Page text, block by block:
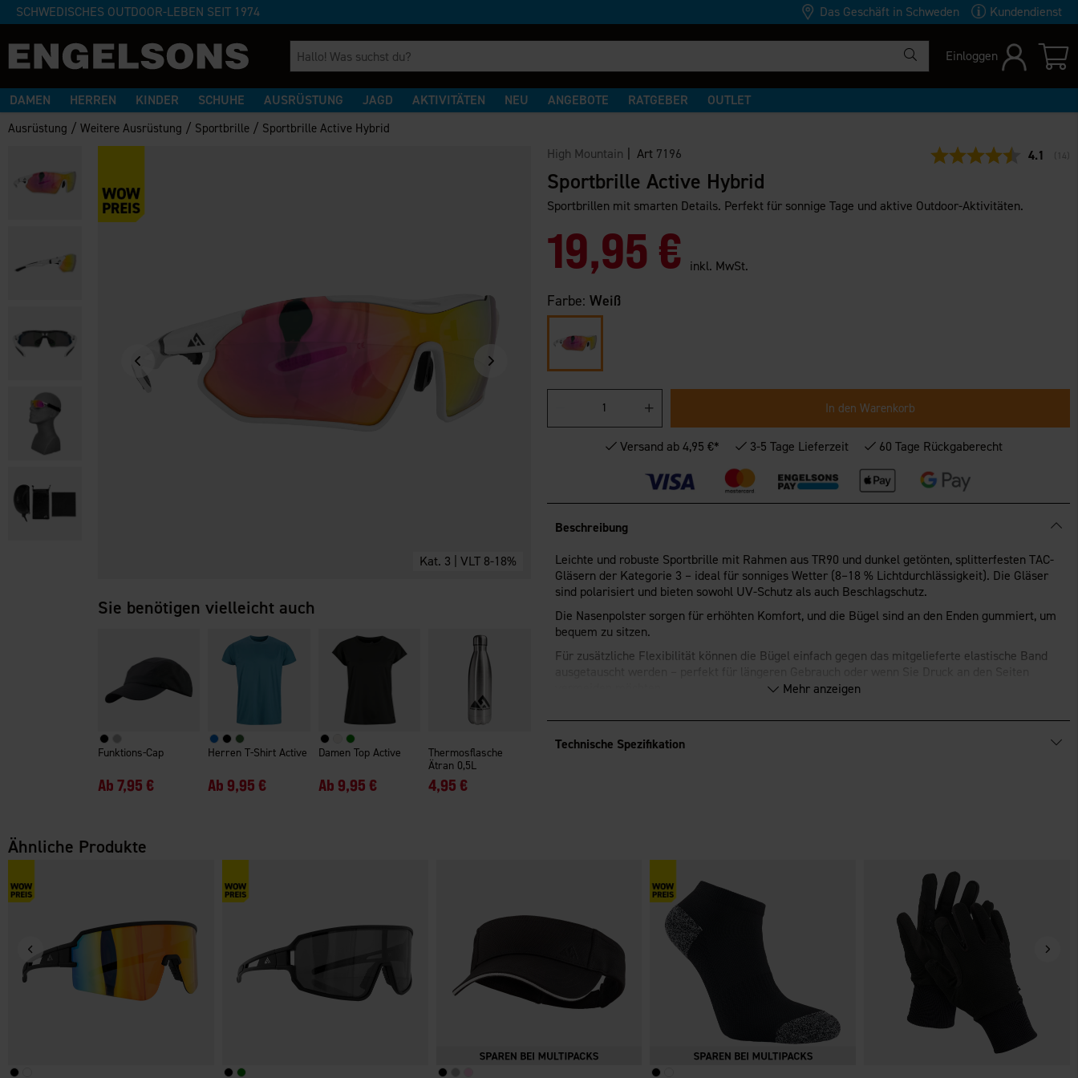
SCHWEDISCHES OUTDOOR-LEBEN SEIT 1974 Das Geschäft in Schweden Kundendienst
Einloggen
DAMEN HERREN KINDER SCHUHE AUSRÜSTUNG JAGD AKTIVITÄTEN NEU ANGEBOTE RATGEBER OUTLET
Ausrüstung /Weitere Ausrüstung / Sportbrille / Sportbrille Active Hybrid
Kat. 3 | VLT 8-18%
Sie benötigen vielleicht auch
Funktions-Cap
Ab 7,95 €
Herren T-Shirt Active
Ab 9,95 €
Damen Top Active
Ab 9,95 €
Thermosflasche
Ätran 0,5L
4,95 €
High Mountain | Art 7196 4.1 ( 14
Sportbrille Active Hybrid
Sportbrillen mit smarten Details. Perfekt für sonnige Tage und aktive Outdoor-Aktivitäten.
19,95 € inkl. MwSt.
Farbe: Weiß
In den Warenkorb
Versand ab 4,95 €* 3-5 Tage Lieferzeit 60 Tage Rückgaberecht
Beschreibung
Leichte und robuste Sportbrille mit Rahmen aus TR90 und dunkel getönten, splitterfesten TAC-
Gläsern der Kategorie 3 – ideal für sonniges Wetter (8–18 % Lichtdurchlässigkeit). Die Gläser
sind polarisiert und bieten sowohl UV-Schutz als auch Beschlagschutz.
Die Nasenpolster sorgen für erhöhten Komfort, und die Bügel sind an den Enden gummiert, um
bequem zu sitzen.
Für zusätzliche Flexibilität können die Bügel einfach gegen das mitgelieferte elastische Band
Mehr anzeigen
Technische Spezifikation
Ähnliche Produkte